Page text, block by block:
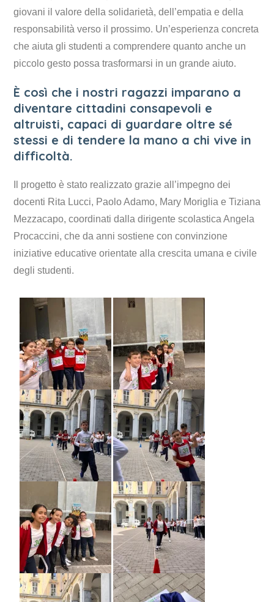
giovani il valore della solidarietà, dell’empatia e della
responsabilità verso il prossimo. Un’esperienza concreta
che aiuta gli studenti a comprendere quanto anche un
piccolo gesto possa trasformarsi in un grande aiuto.
È così che i nostri ragazzi imparano a
diventare cittadini consapevoli e
altruisti, capaci di guardare oltre sé
stessi e di tendere la mano a chi vive in
difficoltà.
Il progetto è stato realizzato grazie all’impegno dei
docenti Rita Lucci, Paolo Adamo, Mary Moriglia e Tiziana
Mezzacapo, coordinati dalla dirigente scolastica Angela
Procaccini, che da anni sostiene con convinzione
iniziative educative orientate alla crescita umana e civile
degli studenti.